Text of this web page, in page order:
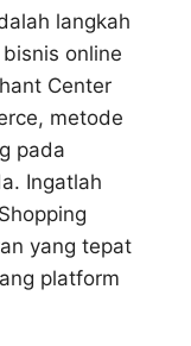
langkah
online
Center
metode
pada
Ingatlah
yang tepat
platform